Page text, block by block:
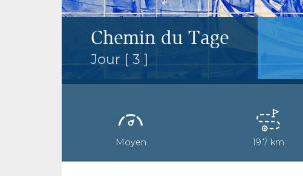
Chemin du Tage
Jour [ 3 ]
Moyen 19.7 km